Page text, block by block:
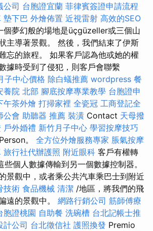
公司 台胞證宜蘭 菲律賓簽證申請流程
墊下巴 外燴佈置 近視雷射 高效的SEO
個夢幻般的場地是üçgüzeller或三個山
主導著景觀。 然後，我們結束了伊斯
忘的旅程。 如果客戶認為他或她的權
據時受到了侵犯，則客戶會聯繫
子中心價格 除白蟻推薦 wordpress 餐
養院 北部 腳底按摩專業教學 台胞證申
午茶外燴 打掃家裡 全瓷冠 工商登記全
公會 助聽器 推薦 裝潢 Contact 天母撥
戶外婚禮 新竹月子中心 學習按摩技巧
Person。 全方位外燴服務專家 脹氣按摩
旅行社代辦護照 附近眼科 客戶有權轉
個人數據傳輸到另一個數據控制器。
景觀中，或者乘公共汽車乘巴士到附近
技術 食品機械 清潔 /地區，將我們的飛
遠的景觀中。 網路行銷公司 筋師傅療
胞證桃園 自助餐 洗碗槽 台北記帳士推
計公司 台北徵信社 護照換發 Premio